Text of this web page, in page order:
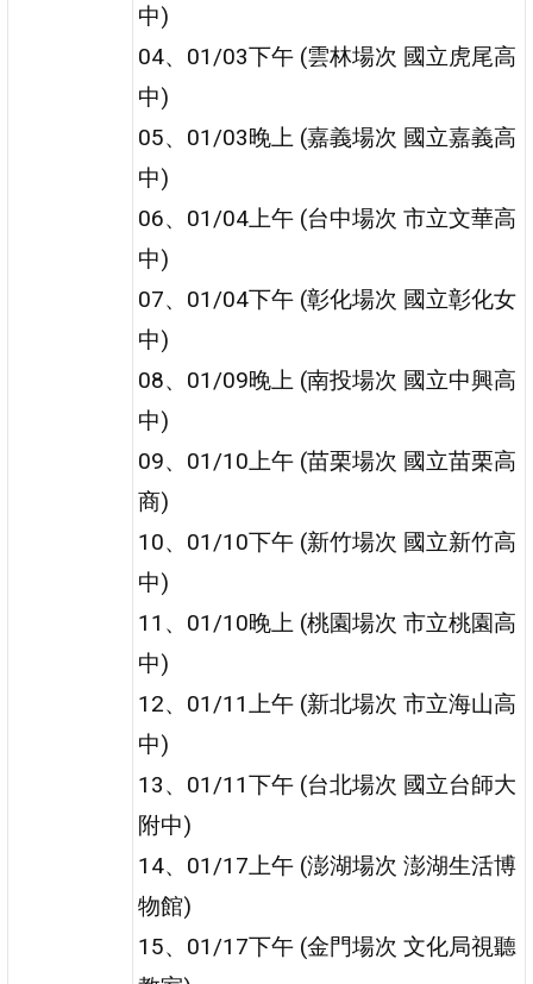
中)
04、01/03下午 (雲林場次 國立虎尾高
中)
05、01/03晚上 (嘉義場次 國立嘉義高
中)
06、01/04上午 (台中場次 市立文華高
中)
07、01/04下午 (彰化場次 國立彰化女
中)
08、01/09晚上 (南投場次 國立中興高
中)
09、01/10上午 (苗栗場次 國立苗栗高
商)
10、01/10下午 (新竹場次 國立新竹高
中)
11、01/10晚上 (桃園場次 市立桃園高
中)
12、01/11上午 (新北場次 市立海山高
中)
13、01/11下午 (台北場次 國立台師大
附中)
14、01/17上午 (澎湖場次 澎湖生活博
物館)
15、01/17下午 (金門場次 文化局視聽